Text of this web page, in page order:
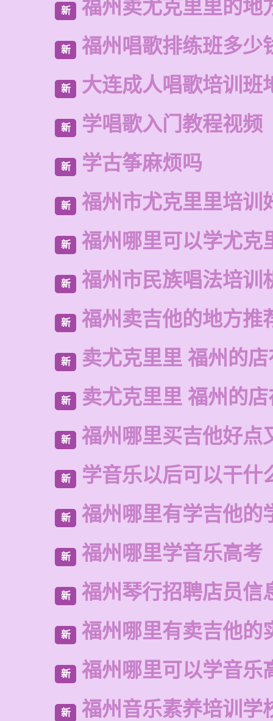
新 福州卖尤克里里的地
新 福州唱歌排练班多少
新 大连成人唱歌培训班
新 学唱歌入门教程视频
新 学古筝麻烦吗
新 福州市尤克里里培训
新 福州哪里可以学尤克
新 福州市民族唱法培训
新 福州卖吉他的地方推
新 卖尤克里里 福州的
新 卖尤克里里 福州的
新 福州哪里买吉他好点
新 学音乐以后可以干什
新 福州哪里有学吉他的
新 福州哪里学音乐高考
新 福州琴行招聘店员信
新 福州哪里有卖吉他的
新 福州哪里可以学音乐
新 福州音乐素养培训学